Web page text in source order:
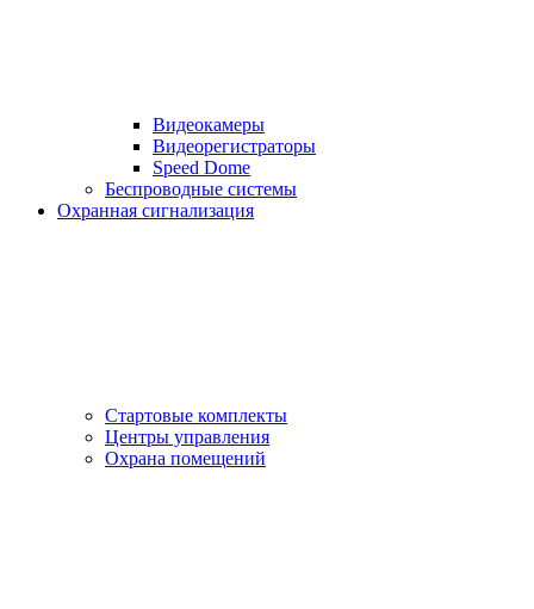
Видеокамеры
Видеорегистраторы
Speed Dome
Беспроводные системы
Охранная сигнализация
Стартовые комплекты
Центры управления
Охрана помещений